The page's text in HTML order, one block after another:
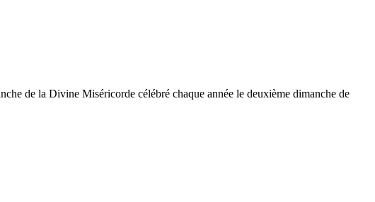
de la Divine Miséricorde célébré chaque année le deuxième dimanche de